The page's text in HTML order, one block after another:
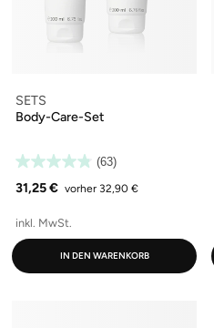
SETS
Body-Care-Set
(63)
31,25 € vorher 32,90 €
inkl. MwSt.
IN DEN WARENKORB